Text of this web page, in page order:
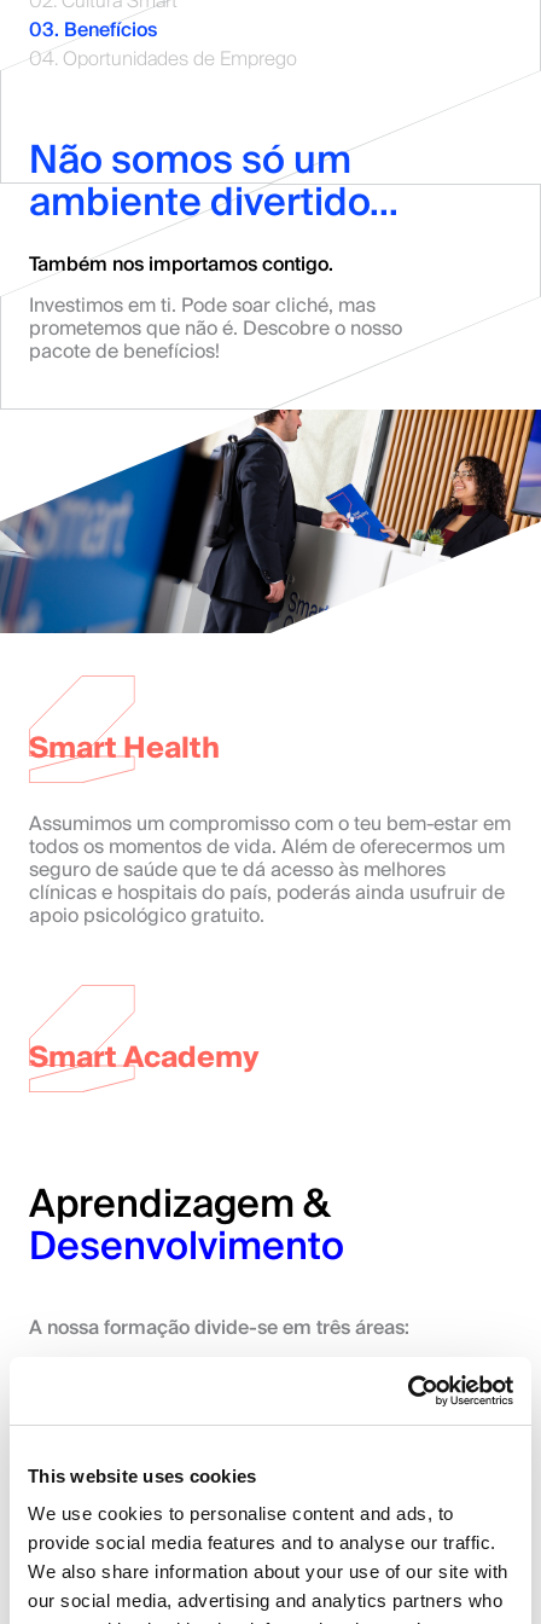
This website uses cookies
We use cookies to personalise content and ads, to
provide social media features and to analyse our traffic.
We also share information about your use of our site with
our social media, advertising and analytics partners who
03. Benefícios
04. Oportunidades de Emprego
Não somos só um
ambiente divertido...
Também nos importamos contigo.
Investimos em ti. Pode soar cliché, mas
prometemos que não é. Descobre o nosso
pacote de benefícios!
Smart Health
Assumimos um compromisso com o teu bem-estar em
todos os momentos de vida. Além de oferecermos um
seguro de saúde que te dá acesso às melhores
clínicas e hospitais do país, poderás ainda usufruir de
apoio psicológico gratuito.
Smart Academy
formações especializadas em áreas técnicas,
linguísticas ou comportamentais.
estar dos nossos colaboradores. Para isso, contamos
com uma série de iniciativas como o Smart Games e o
Smart Sports para manter a equipa ativa e animada
durante todo o ano.
Aprendizagem &
Desenvolvimento
A nossa formação divide-se em três áreas:
Formação Certificada
Disponibilizamos formações certificadas e
acompanhadas por uma entidade externa.